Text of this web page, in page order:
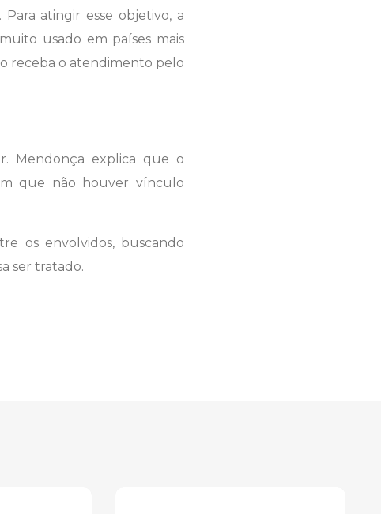
atingir esse objetivo, a
usado em países mais
receba o atendimento pelo
Mendonça explica que o
que não houver vínculo
os envolvidos, buscando
ser tratado.